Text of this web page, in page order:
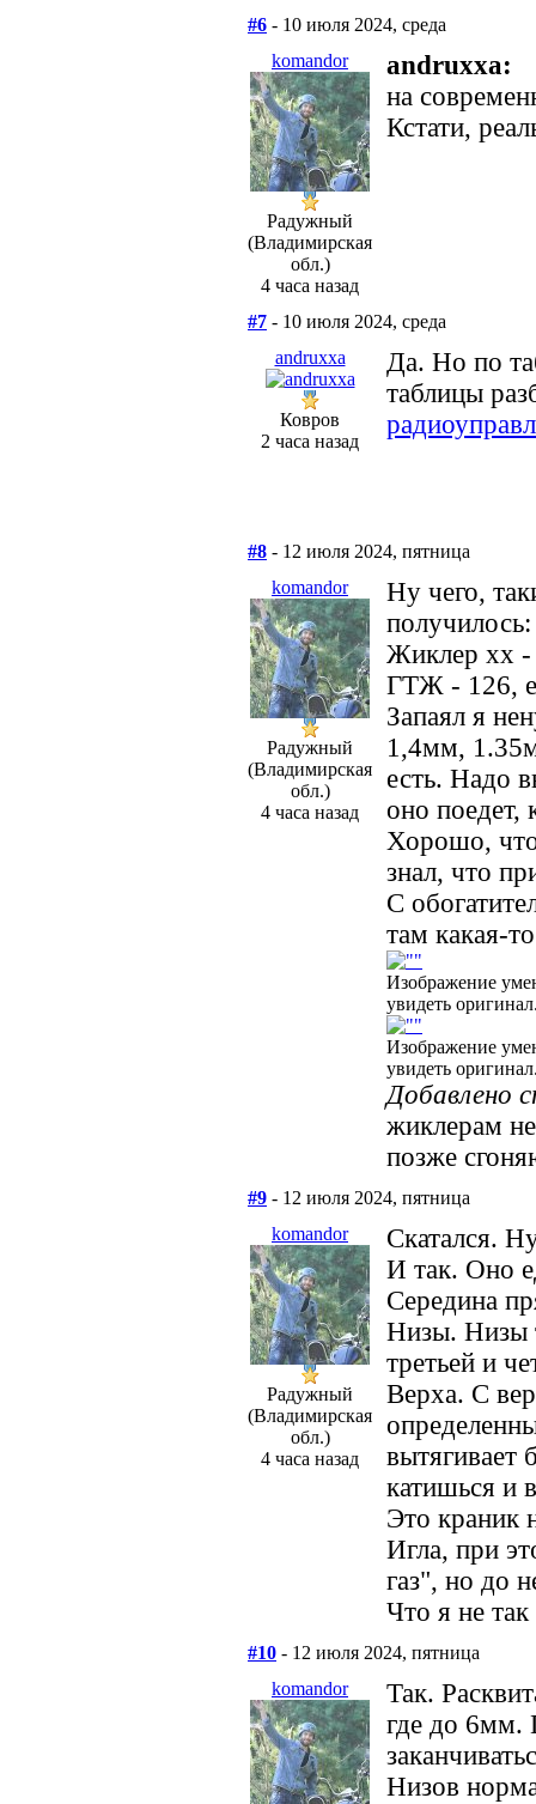
#6 - 10 июля 2024, среда
komandor
Радужный
(Владимирская
обл.)
4 часа назад
andruxxa:
на
Кстати,
#7 - 10 июля 2024, среда
andruxxa
Ковров
2 часа назад
Да. Но по
таблицы
#8 - 12 июля 2024, пятница
komandor
Радужный
(Владимирская
обл.)
4 часа назад
Ну чего,
получилось:
Жиклер хх -
ГТЖ - 126,
Запаял я
1,4мм,
есть. Надо
оно поедет,
Хорошо, что
знал, что
С
там какая-
Изображение
увидеть
Изображение
увидеть
Добавлено
жиклерам
позже
#9 - 12 июля 2024, пятница
komandor
Радужный
(Владимирская
обл.)
4 часа назад
Скатался.
И так. Оно
Середина
Низы. Низы
третьей и
Верха. С
вытягивает
катишься и
Это краник
Игла, при
газ", но до
Что я не
#10 - 12 июля 2024, пятница
komandor
Так.
где до 6мм.
Низов